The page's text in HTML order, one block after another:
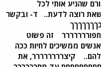
שהניע אותי לכל
רוצה לדעת..
ד- ובקשר
זה פשוט
שאנשים ממשיכים לחיות ככה
קיצרררררררר, את